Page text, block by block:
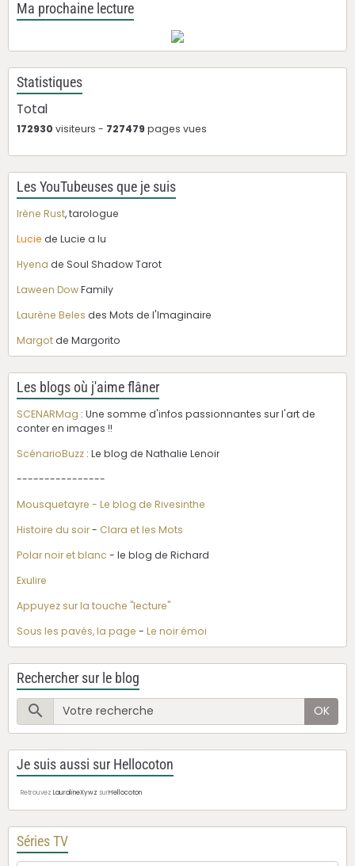
Ma prochaine lecture
Statistiques
Total
172930 visiteurs - 727479 pages vues
Les YouTubeuses que je suis
Irène Rust, tarologue
Lucie de Lucie a lu
Hyena de Soul Shadow Tarot
Laween DowFamily
Laurène Beles des Mots de l'Imaginaire
Margotde Margorito
Les blogs où j'aime flâner
SCENARMag : Une somme d'infos passionnantes sur l'art de
conter en images !!
ScénarioBuzz : Le blog de Nathalie Lenoir
----------------
Mousquetayre - Le blog de Rivesinthe
Histoire du soir- Clara et les Mots
Polar noir et blanc - le blog de Richard
Exulire
Appuyez sur la touche "lecture"
Sous les pavés, la page - Le noir émoi
Rechercher sur le blog
OK
Je suis aussi sur Hellocoton
Retrouvez LauralineXywz surHellocoton
Séries TV